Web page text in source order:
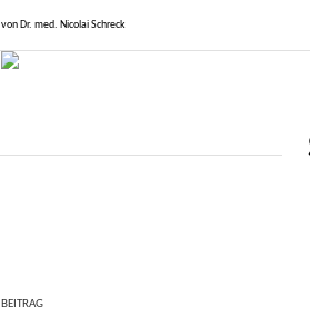
von Dr. med. Nicolai Schreck
BEITRAG